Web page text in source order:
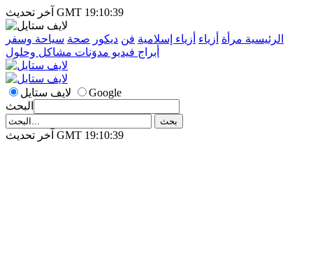
آخر تحديث GMT 19:10:39
الرئيسية مرأة أزياء أزياء إسلامية فن ديكور صحة سياحة وسفر
أبراج فيديو مدوَنات مشاكل وحلول
لايف ستايل
Google
البحث
آخر تحديث GMT 19:10:39